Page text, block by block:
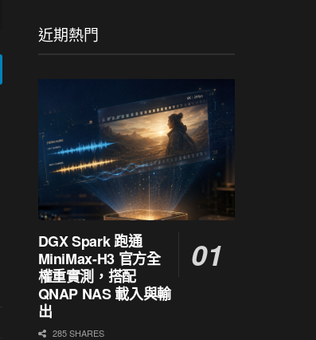
近期熱門
DGX Spark 跑通
MiniMax-H3 官方全
權重實測，搭配
QNAP NAS 載入與輸
出
285 SHARES